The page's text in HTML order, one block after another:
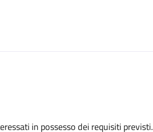
in possesso dei requisiti previsti.